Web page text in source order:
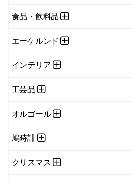
食品・飲料品
エーケルンド
インテリア
工芸品
オルゴール
鳩時計
クリスマス